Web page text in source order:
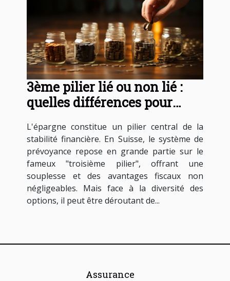
3ème pilier lié ou non lié :
quelles différences pour
L'épargne constitue un pilier central de la
stabilité financière. En Suisse, le système de
prévoyance repose en grande partie sur le
fameux "troisième pilier", offrant une
souplesse et des avantages fiscaux non
négligeables. Mais face à la diversité des
options, il peut être déroutant de...
Assurance